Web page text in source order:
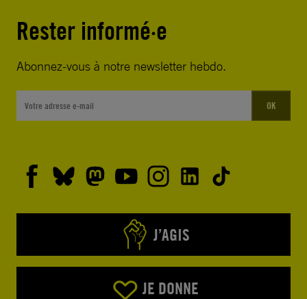
Rester informé·e
Abonnez-vous à notre newsletter hebdo.
OK
J’AGIS
JE DONNE